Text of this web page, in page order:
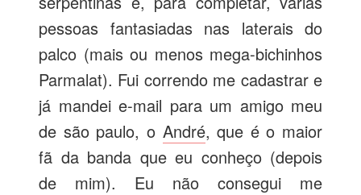
pessoas fantasiadas nas laterais do
palco (mais ou menos mega-bichinhos
Parmalat). Fui correndo me cadastrar e
já mandei e-mail para um amigo meu
de são paulo, o André, que é o maior
fã da banda que eu conheço (depois
de mim). Eu não consegui me